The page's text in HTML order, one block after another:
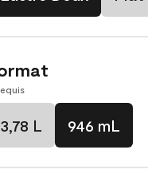
3,78 L 946 mL